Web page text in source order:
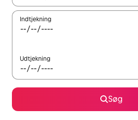
Indtjekning
Udtjekning
Søg